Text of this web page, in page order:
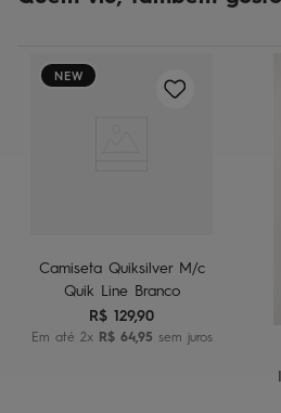
NEW
Camiseta Quiksilver M/c
Quik Line Branco
R$ 129,90
Em até 2x R$ 64,95 sem juros